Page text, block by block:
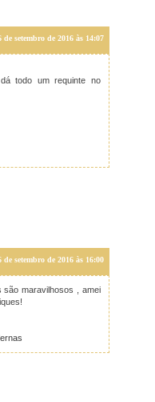
de setembro de 2016 às 14:07
todo um requinte no
de setembro de 2016 às 16:00
são maravilhosos , amei